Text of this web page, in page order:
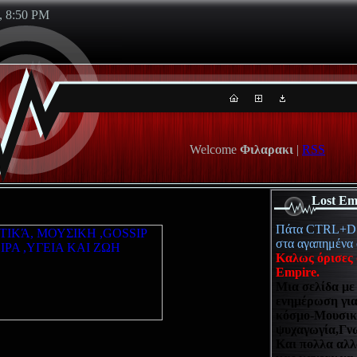
8:50 PM
Welcome Φιλαρακι | RSS
Lost
Πάτα CTRL+D
στα
Καλως όρισες
Empire.
Μια σελίδα
ενημέρωση
κόσμο-
Και πολλα